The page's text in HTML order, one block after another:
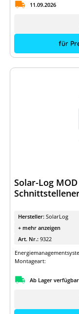
11.09.2026
für
Solar-Log
Hersteller: SolarLog
+ mehr anzeigen
Art. Nr.: 9322
Montageart:
Ab Lager verfügbar